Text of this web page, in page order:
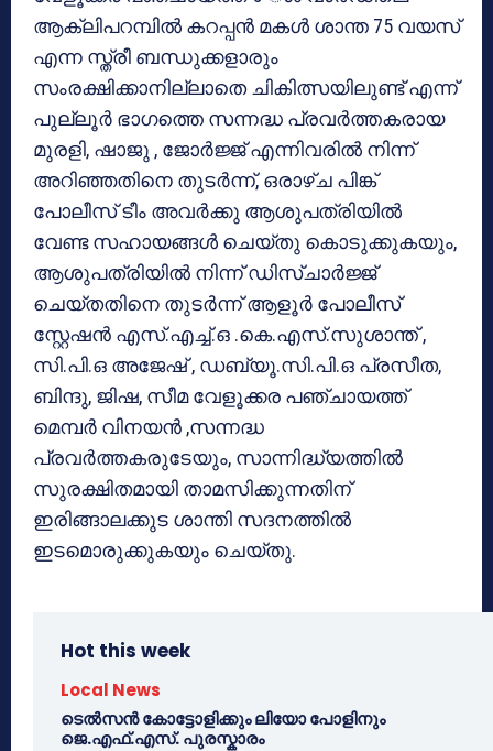
ആക്ലിപറമ്പില്‍ കറപ്പന്‍ മകള്‍ ശാന്ത 75 വയസ്
എന്ന സ്ത്രീ ബന്ധുക്കളാരും
സംരക്ഷിക്കാനില്ലാതെ ചികിത്സയിലുണ്ട് എന്ന്
പുല്ലൂര്‍ ഭാഗത്തെ സന്നദ്ധ പ്രവര്‍ത്തകരായ
മുരളി, ഷാജു , ജോര്‍ജ്ജ് എന്നിവരില്‍ നിന്ന്
അറിഞ്ഞതിനെ തുടര്‍ന്ന്, ഒരാഴ്ച പിങ്ക്
പോലീസ് ടീം അവര്‍ക്കു ആശുപത്രിയില്‍
വേണ്ട സഹായങ്ങള്‍ ചെയ്തു കൊടുക്കുകയും,
ആശുപത്രിയില്‍ നിന്ന് ഡിസ്ചാര്‍ജ്ജ്
ചെയ്തതിനെ തുടര്‍ന്ന് ആളൂര്‍ പോലീസ്
സ്റ്റേഷന്‍ എസ്.എച്ച്.ഒ .കെ.എസ്.സുശാന്ത് ,
സി.പി.ഒ അജേഷ് , ഡബ്യൂ.സി.പി.ഒ പ്രസീത,
ബിന്ദു, ജിഷ, സീമ വേളൂക്കര പഞ്ചായത്ത്
മെമ്പര്‍ വിനയന്‍ ,സന്നദ്ധ
പ്രവര്‍ത്തകരുടേയും, സാന്നിദ്ധ്യത്തില്‍
സുരക്ഷിതമായി താമസിക്കുന്നതിന്
ഇരിങ്ങാലക്കുട ശാന്തി സദനത്തില്‍
ഇടമൊരുക്കുകയും ചെയ്തു.
Hot this week
Local News
ടെൽസൻ കോട്ടോളിക്കും ലിയോ പോളിനും
ജെ.എഫ്.എസ്. പുരസ്കാരം